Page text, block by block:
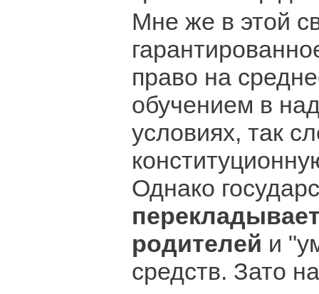
Мне же в этой
право на
обучением в
условиях, так
Однако
родителей и
средств. Зато